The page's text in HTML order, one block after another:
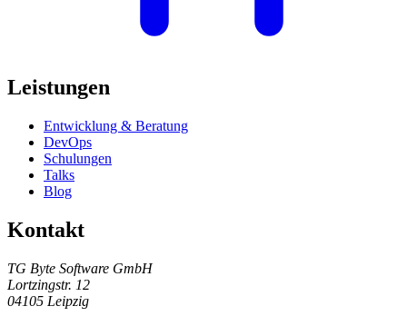
Leistungen
Entwicklung & Beratung
DevOps
Schulungen
Talks
Blog
Kontakt
TG Byte Software GmbH
Lortzingstr. 12
04105 Leipzig